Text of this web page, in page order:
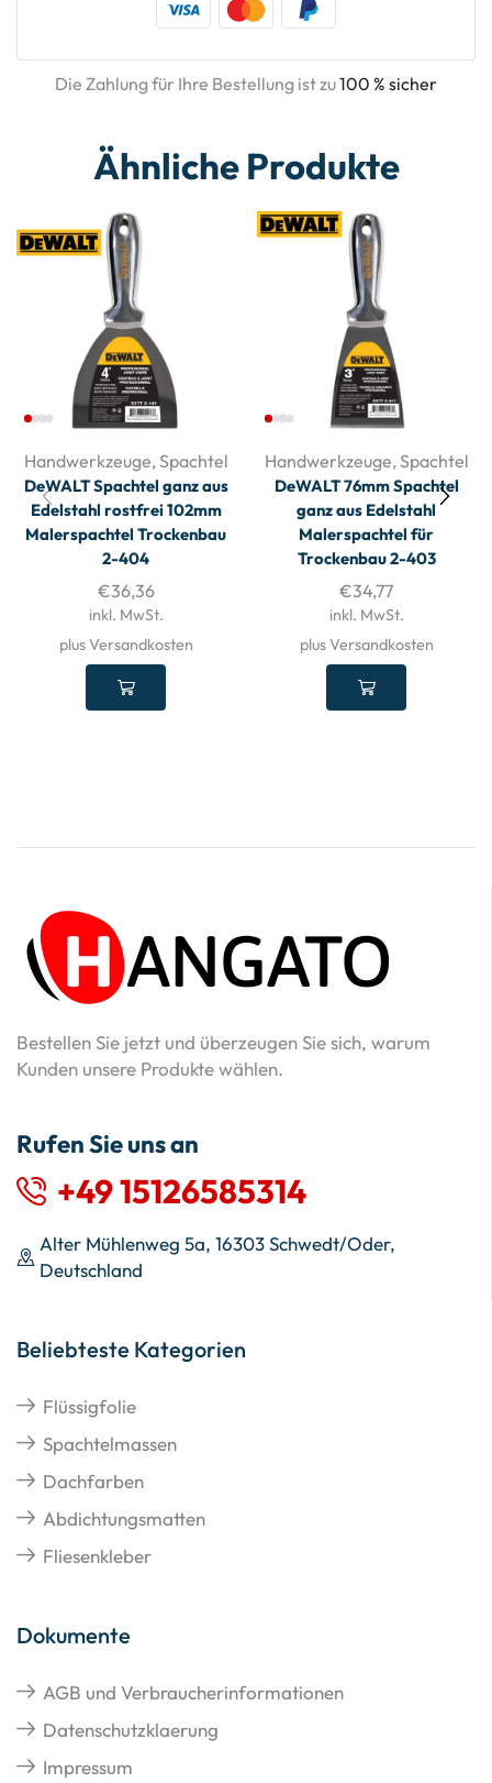
Die Zahlung für Ihre Bestellung ist zu100 % sicher
Ähnliche Produkte
Handwerkzeuge, Spachtel
DeWALT Spachtel ganz aus
Edelstahl rostfrei 102mm
Malerspachtel Trockenbau
2-404
€36,36
inkl. MwSt.
plus Versandkosten
Handwerkzeuge, Spachtel
DeWALT 76mm Spachtel
ganz aus Edelstahl
Malerspachtel für
Trockenbau 2-403
€34,77
inkl. MwSt.
plus Versandkosten
Bestellen Sie jetzt und überzeugen Sie sich, warum
Kunden unsere Produkte wählen.
Rufen Sie uns an
+49 15126585314
Alter Mühlenweg 5a, 16303 Schwedt/Oder,
Deutschland
Beliebteste Kategorien
Flüssigfolie
Spachtelmassen
Dachfarben
Abdichtungsmatten
Fliesenkleber
Dokumente
AGB und Verbraucherinformationen
Datenschutzklaerung
Impressum